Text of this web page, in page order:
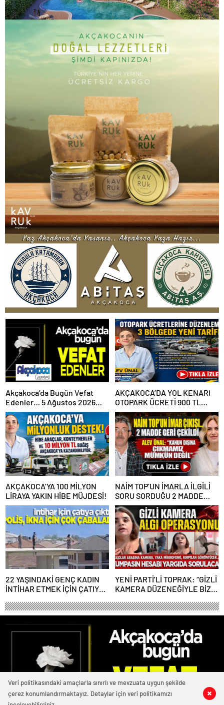
0 0
Akçakoca’da Bugün Vefat
Edenler… 5 Ağustos 2026
Çarşamba
AKÇAKOCA’DA YOL KENARI
OTOPARK ÜCRETİ 900 TL
OLDU
AKÇAKOCA’YA 100 MİLYON
LİRAYA YAKIN HİBE MÜJDESİ!
NAİM TOP’UN İMARLA İLGİLİ
SORU SORDUĞU 2 MADDE
GERİ ÇEKİLDİ
22 YAŞINDAKİ GENÇ KADIN
İNTİHAR ETMEK İÇİN ÇATIYA
YENİ PARTİ’Lİ TOPRAK: “GİZLİ
KAMERA DÜZENEĞİYLE BİZE
0 0
Veri politikasındaki amaçlarla sınırlı ve mevzuata uygun şekilde
çerez konumlandırmaktayız. Detaylar için veri politikamızı